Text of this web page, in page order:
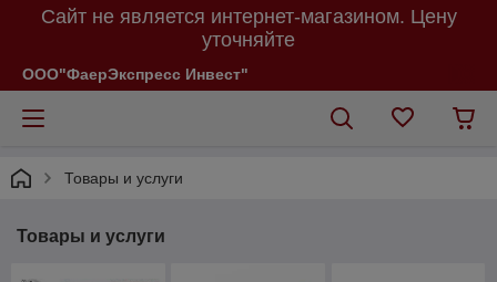
Сайт не является интернет-магазином. Цену
уточняйте
ООО"ФаерЭкспресс Инвест"
Товары и услуги
Товары и услуги